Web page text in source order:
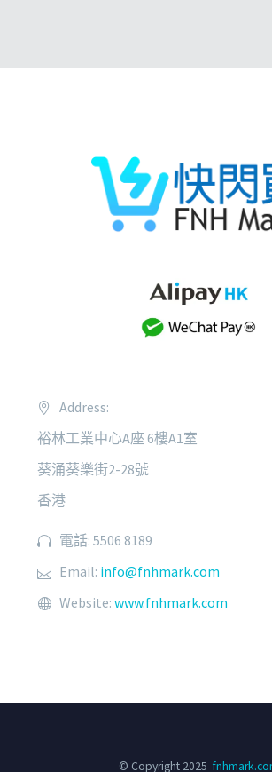
Address:
裕林工業中心A座 6樓A1室
葵涌葵樂街2-28號
香港
電話: 5506 8189
Email: info@fnhmark.com
Website: www.fnhmark.com
© Copyright 2025